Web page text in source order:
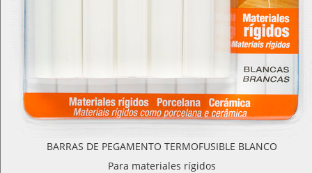
BARRAS DE PEGAMENTO TERMOFUSIBLE BLANCO
Para materiales rígidos